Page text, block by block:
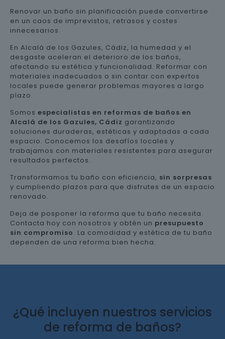
Renovar un baño sin planificación puede convertirse
en un caos de imprevistos, retrasos y costes
innecesarios.
En Alcalá de los Gazules, Cádiz, la humedad y el
desgaste aceleran el deterioro de los baños,
afectando su estética y funcionalidad. Reformar con
materiales inadecuados o sin contar con expertos
locales puede generar problemas mayores a largo
plazo.
Somos especialistas en reformas de baños en
Alcalá de los Gazules, Cádiz garantizando
soluciones duraderas, estéticas y adaptadas a cada
espacio. Conocemos los desafíos locales y
trabajamos con materiales resistentes para asegurar
resultados perfectos.
Transformamos tu baño con eficiencia, sin sorpresas
y cumpliendo plazos para que disfrutes de un espacio
renovado.
Deja de posponer la reforma que tu baño necesita.
Contacta hoy con nosotros y obtén un presupuesto
sin compromiso. La comodidad y estética de tu baño
dependen de una reforma bien hecha.
¿Qué incluyen nuestros servicios
de reforma de baños?